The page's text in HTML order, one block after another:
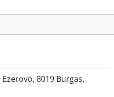
8019 Burgas,